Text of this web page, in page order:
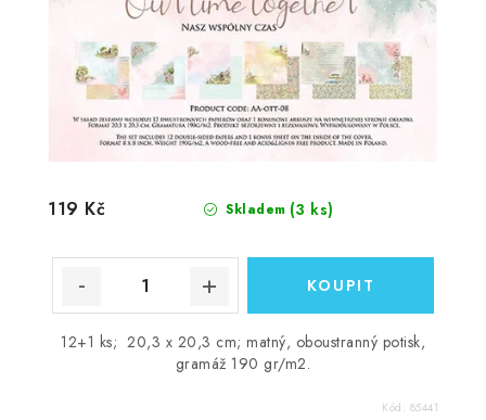
Skladem (3 ks)
119 Kč
12+1 ks; 20,3 x 20,3 cm; matný, oboustranný potisk,
gramáž 190 gr/m2.
Kód: 85441